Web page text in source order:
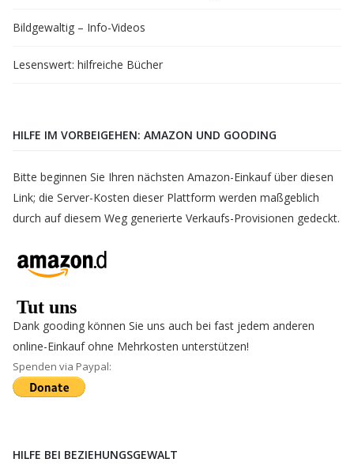
Bildgewaltig – Info-Videos
Lesenswert: hilfreiche Bücher
HILFE IM VORBEIGEHEN: AMAZON UND GOODING
Bitte beginnen Sie Ihren nächsten Amazon-Einkauf über diesen
Link; die Server-Kosten dieser Plattform werden maßgeblich
durch auf diesem Weg generierte Verkaufs-Provisionen gedeckt.
Dank gooding können Sie uns auch bei fast jedem anderen
online-Einkauf ohne Mehrkosten unterstützen!
Spenden via Paypal:
HILFE BEI BEZIEHUNGSGEWALT